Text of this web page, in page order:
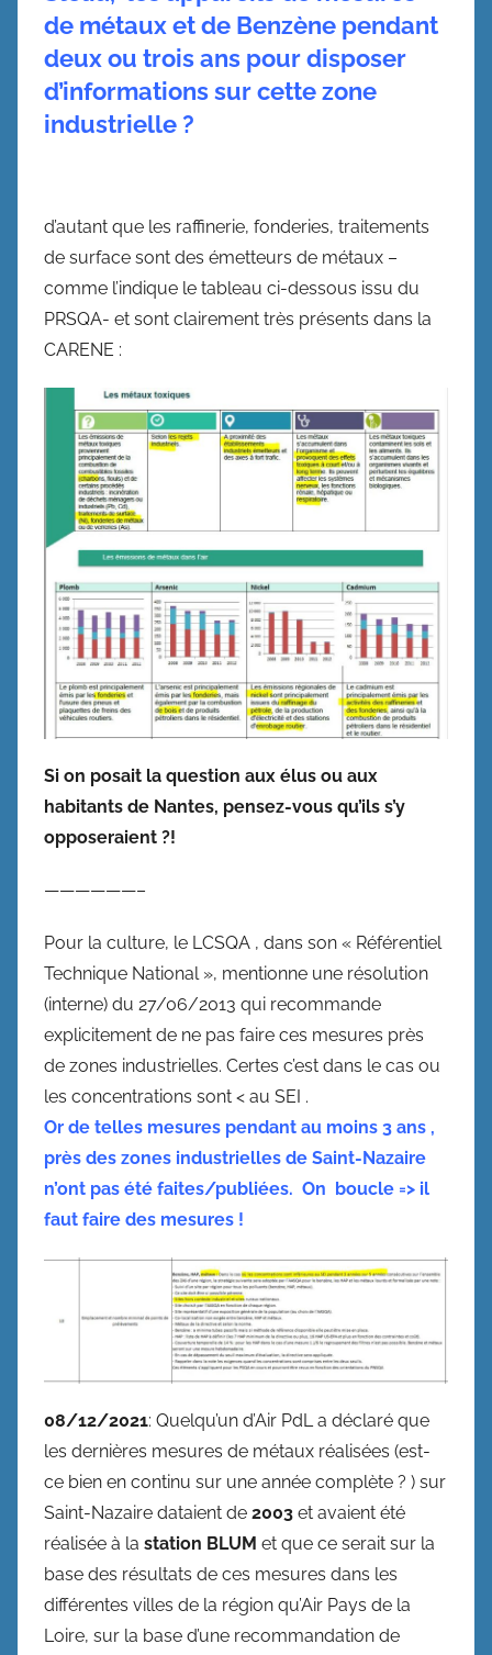
de métaux et de Benzène pendant
deux ou trois ans pour disposer
d’informations sur cette zone
industrielle ?
d’autant que les raffinerie, fonderies, traitements
de surface sont des émetteurs de métaux –
comme l’indique le tableau ci-dessous issu du
PRSQA- et sont clairement très présents dans la
CARENE :
Si on posait la question aux élus ou aux
habitants de Nantes, pensez-vous qu’ils s’y
opposeraient ?!
——————–
Pour la culture, le LCSQA , dans son « Référentiel
Technique National », mentionne une résolution
(interne) du 27/06/2013 qui recommande
explicitement de ne pas faire ces mesures près
de zones industrielles. Certes c’est dans le cas ou
les concentrations sont < au SEI .
Or de telles mesures pendant au moins 3 ans ,
près des zones industrielles de Saint-Nazaire
n’ont pas été faites/publiées. On boucle => il
faut faire des mesures !
08/12/2021: Quelqu’un d’Air PdL a déclaré que
les dernières mesures de métaux réalisées (est-
ce bien en continu sur une année complète ? ) sur
Saint-Nazaire dataient de 2003 et avaient été
réalisée à la station BLUM et que ce serait sur la
base des résultats de ces mesures dans les
différentes villes de la région qu’Air Pays de la
Loire, sur la base d’une recommandation de